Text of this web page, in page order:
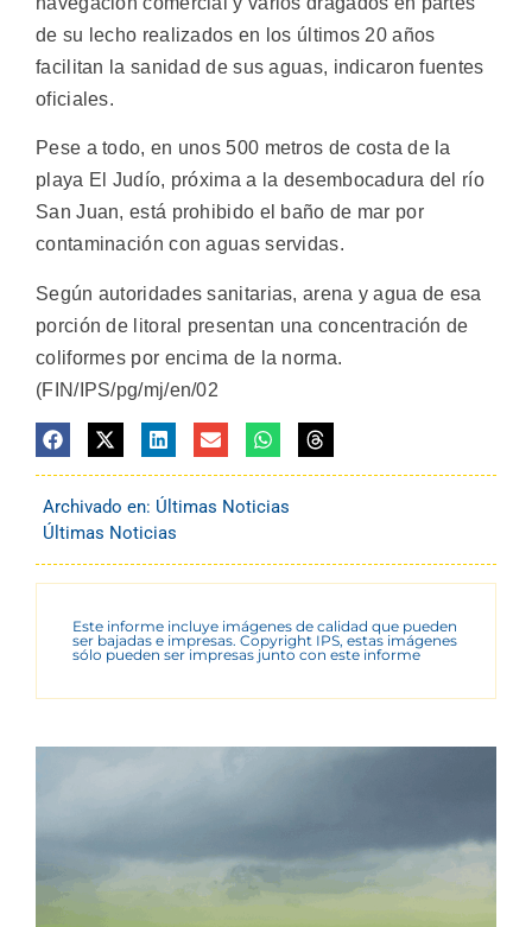
de su lecho realizados en los últimos 20 años
facilitan la sanidad de sus aguas, indicaron fuentes
oficiales.
Pese a todo, en unos 500 metros de costa de la
playa El Judío, próxima a la desembocadura del río
San Juan, está prohibido el baño de mar por
contaminación con aguas servidas.
Según autoridades sanitarias, arena y agua de esa
porción de litoral presentan una concentración de
coliformes por encima de la norma.
(FIN/IPS/pg/mj/en/02
Archivado en: Últimas Noticias
Últimas Noticias
Este informe incluye imágenes de calidad que pueden
ser bajadas e impresas. Copyright IPS, estas imágenes
sólo pueden ser impresas junto con este informe